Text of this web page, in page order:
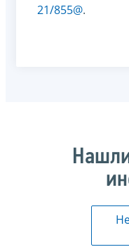
21/855@.